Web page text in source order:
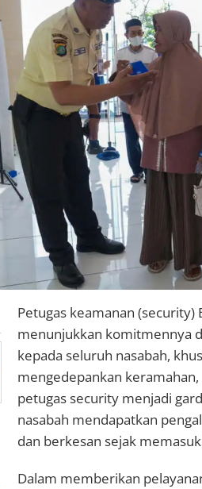
Petugas keamanan (security)
menunjukkan komitmennya
kepada seluruh nasabah,
mengedepankan
petugas security menjadi
nasabah mendapatkan
dan berkesan sejak
Dalam memberikan